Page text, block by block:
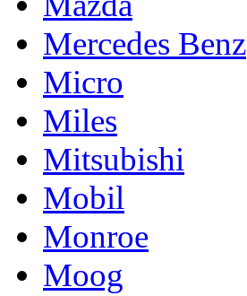
Mercedes Benz
Micro
Miles
Mitsubishi
Mobil
Monroe
Moog